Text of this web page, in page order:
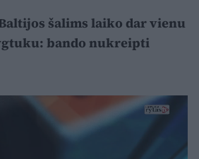
šalims laiko dar vienu
bando nukreipti